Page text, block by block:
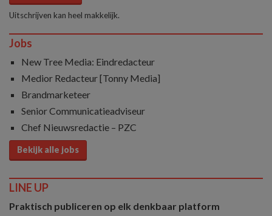
Uitschrijven kan heel makkelijk.
Jobs
New Tree Media: Eindredacteur
Medior Redacteur [Tonny Media]
Brandmarketeer
Senior Communicatieadviseur
Chef Nieuwsredactie – PZC
Bekijk alle jobs
LINE UP
Praktisch publiceren op elk denkbaar platform